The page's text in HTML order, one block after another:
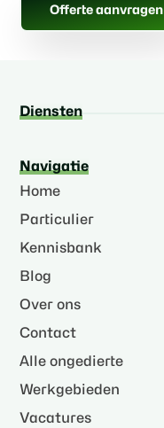
Offerte aanvragen
Diensten
Navigatie
Home
Particulier
Kennisbank
Blog
Over ons
Contact
Alle ongedierte
Werkgebieden
Vacatures